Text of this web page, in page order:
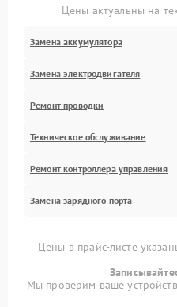
Цены актуальны на
Замена аккумулятора
Замена электродвигателя
Ремонт проводки
Техническое обслуживание
Ремонт контроллера управления
Замена зарядного порта
Цены в прайс-листе
Мы проверим ваше